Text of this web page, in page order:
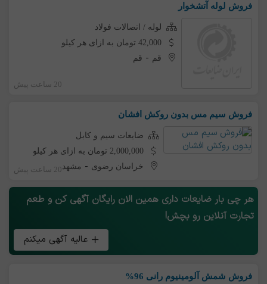
فروش لوله آتشخوار
لوله / اتصالات فولاد
42,000 تومان به ازای هر کیلو
قم - قم
20 ساعت پیش
فروش سیم مس بدون روکش افشان
ضایعات سیم و کابل
2,000,000 تومان به ازای هر کیلو
خراسان رضوی - مشهد 20 ساعت پیش
هر چی بار ضایعات داری همین الان رایگان آگهی کن و طعم
تجارت آنلاین رو بچش!
عالیه آگهی میکنم
فروش شمش آلومینیوم رانی 96%